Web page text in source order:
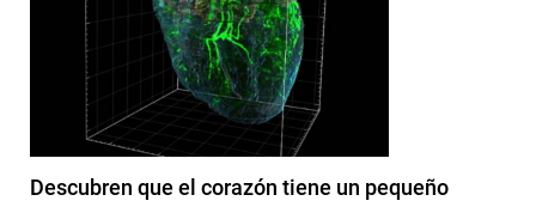
Descubren que el corazón tiene un pequeño